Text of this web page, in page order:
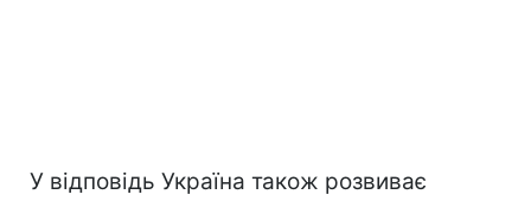
У відповідь Україна також розвиває